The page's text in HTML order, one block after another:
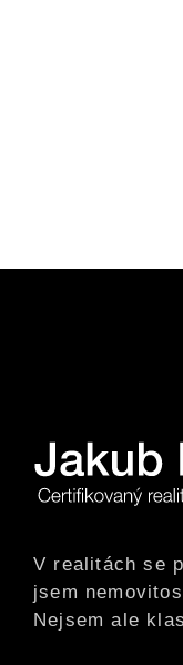
V realitách se
jsem
Nejsem ale